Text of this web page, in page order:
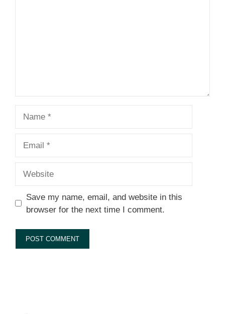
Save my name, email, and website in this
browser for the next time I comment.